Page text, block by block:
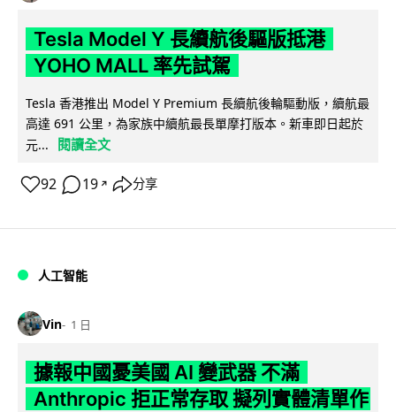
Tesla Model Y 長續航後驅版抵港
YOHO MALL 率先試駕
Tesla 香港推出 Model Y Premium 長續航後輪驅動版，續航最
高達 691 公里，為家族中續航最長單摩打版本。新車即日起於
元...
閱讀全文
92 19 ↗ 分享
人工智能
Vin 1 日
據報中國憂美國 AI 變武器 不滿
Anthropic 拒正常存取 擬列實體清單作